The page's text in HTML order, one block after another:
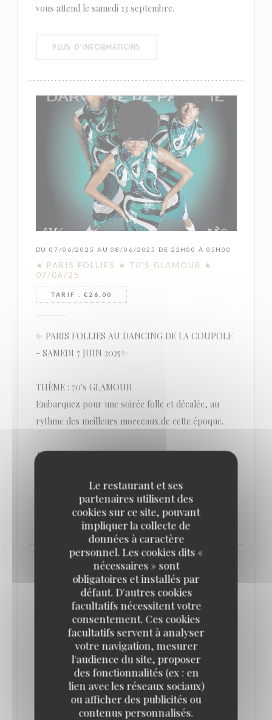
Le restaurant et ses
partenaires utilisent des
cookies sur ce site, pouvant
impliquer la collecte de
données à caractère
personnel. Les cookies dits «
nécessaires » sont
obligatoires et installés par
défaut. D'autres cookies
facultatifs nécessitent votre
consentement. Ces cookies
facultatifs servent à analyser
votre navigation, mesurer
l'audience du site, proposer
des fonctionnalités (ex : en
lien avec les réseaux sociaux)
ou afficher des publicités ou
contenus personnalisés.
vous attend le samedi 13 septembre.
PLUS D'INFORMATIONS
DU 07/06/2025 AU 08/06/2025 DE 22H00 À 05H00
★ PARIS FOLLIES ★ 70'S GLAMOUR ★
07/06/25
TARIF : €26.00
✨ PARIS FOLLIES AU DANCING DE LA COUPOLE
- SAMEDI 7 JUIN 2025✨
THÈME : 70's GLAMOUR
Embarquez pour une soirée folle et décalée, au
rythme des meilleurs morceaux de cette époque.
Animée par la Bâronne de Paname, une nuit de folie
PLUS D'INFORMATIONS((OUVRE UNE NOUVELLE
DU 10/05/2025 AU 11/05/2025 DE 22H00 À 05H00